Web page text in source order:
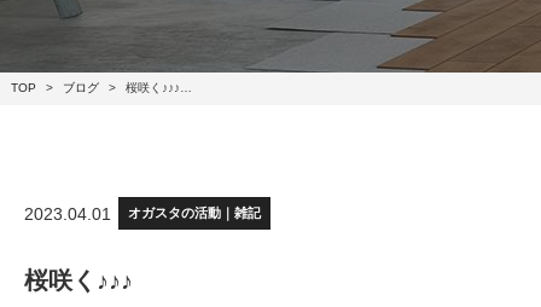
TOP ブログ 桜咲く♪♪♪…
2023.04.01 オガスタの活動｜雑記
桜咲く♪♪♪